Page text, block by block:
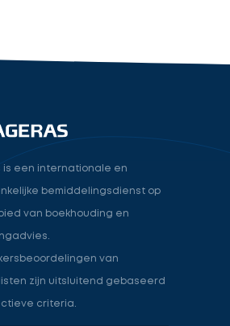
is een internationale en
bemiddelingsdienst op
van boekhouding en
van
zijn uitsluitend gebaseerd
criteria.